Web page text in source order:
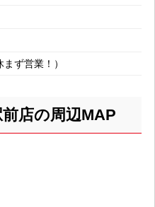
ず営業！）
店の周辺MAP